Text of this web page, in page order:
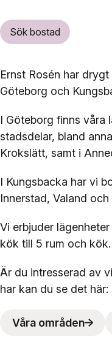
Sök bostad
Ernst Rosén har
Göteborg och
I Göteborg finns våra
stadsdelar, bland
Krokslätt, samt i
I Kungsbacka har vi
Innerstad, Valand och
Vi erbjuder
kök till 5 rum och kök.
Är du intresserad av
har kan du se det här:
Våra områden